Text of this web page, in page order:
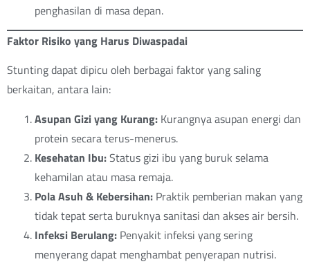
penghasilan di masa depan.
Faktor Risiko yang Harus Diwaspadai
Stunting dapat dipicu oleh berbagai faktor yang saling
berkaitan, antara lain:
Asupan Gizi yang Kurang: Kurangnya asupan energi dan
protein secara terus-menerus.
Kesehatan Ibu:Status gizi ibu yang buruk selama
kehamilan atau masa remaja.
Pola Asuh & Kebersihan: Praktik pemberian makan yang
tidak tepat serta buruknya sanitasi dan akses air bersih.
Infeksi Berulang: Penyakit infeksi yang sering
menyerang dapat menghambat penyerapan nutrisi.